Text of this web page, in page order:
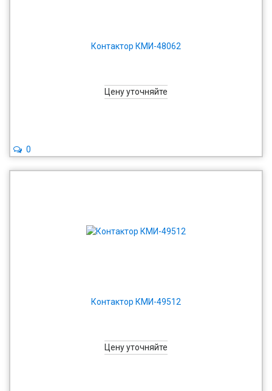
Контактор КМИ-48062
Цену уточняйте
0
Контактор КМИ-49512
Цену уточняйте